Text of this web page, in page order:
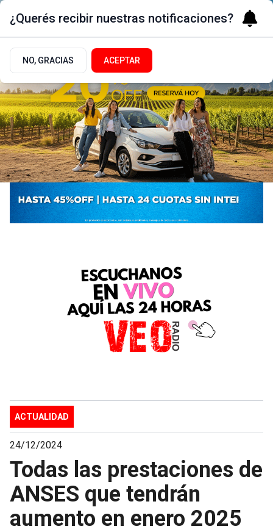
ACTUALIDAD
24/12/2024
Todas las prestaciones de
ANSES que tendrán
aumento en enero 2025
¿Querés recibir nuestras notificaciones?
NO, GRACIAS ACEPTAR